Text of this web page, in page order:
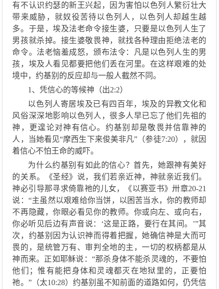
有不认识约瑟的新王兴起，因为害怕以色列人繁衍壮大
带来威胁，就奴役苦待以色列人，以色列人却越生越
多。于是，埃及法老命令接生婆，只要是以色列人生了
男孩就杀掉。接生婆敬畏神，就找各种理由拒绝法老的
命令。法老恼羞成怒，颁布法令：凡是以色列人生的男
孩，埃及人看见都要把他们丢在河里。在这样艰难的处
境中，约基别的反应却与一般人截然不同。
1、凭信心的等候神（出2:2）
以色列人寄居埃及已有四百年，埃及的异教文化和
风俗深深地影响以色列人，很多人早已忘了他们先祖的
神，更遑论对神有信心。约基别却是敬畏并信靠神的
人，当她看见“摩西生下来俊美非凡”（参徒7:20），就因
着信心不怕王命的威吓。
为什么约基别有如此的信心？首先，她跟神有美好
的关系。《圣经》说，我们若亲近神，神就亲近我们。
神必引导那寻求倚靠祂的儿女，《以赛亚书》卅章20-21
说：“主虽然以艰难给你当饼，以困苦当水，你的教师却
不再隐藏，你眼必看见你的教师。你或向左、或向右，
你必听见后边有声音说：‘这是正路，要行在其间。’”其
次，约基别因为认识神而得着把握，她确信神是大而可
畏的，是统管万有、审判全地的主，一切的权柄都是从
神而来。正如耶稣说：“那杀身体不能杀灵魂的，不要怕
他们；惟有能把身体和灵魂都灭在地狱里的，正要怕
祂。”（太10:28）约基别虽不知前面的道路如何，仍凭信